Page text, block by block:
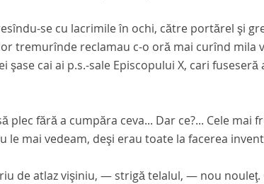
se cu lacrimile în ochi, către portărel şi
tremurînde reclamau c-o oră mai curînd mila
şase cai ai p.s.-sale Episcopului X, cari
plec fără a cumpăra ceva... Dar ce?... Cele
le mai vedeam, deşi erau toate la facerea
de atlaz vişiniu, — strigă telalul, — nou nouleţ.